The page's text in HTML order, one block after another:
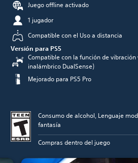
Juego offline activado
1 jugador
Compatible con el Uso a distancia
Versión para PS5
Compatible con la función de
inalámbrico DualSense)
Mejorado para PS5 Pro
Consumo de alcohol, Lenguaje
fantasía
Compras dentro del juego